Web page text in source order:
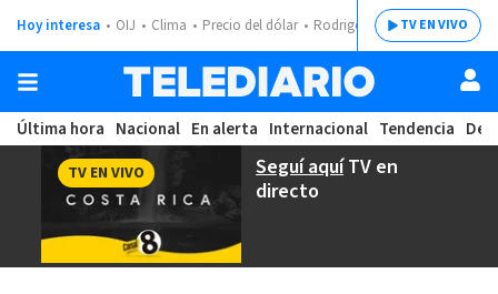
Hoy interesa OIJ Clima Precio del dólar Rodrigo ChavesTV EN VIVO
Última hora Nacional En alerta Internacional Tendencia
Seguí aquíTV en
directo
TV EN VIVO